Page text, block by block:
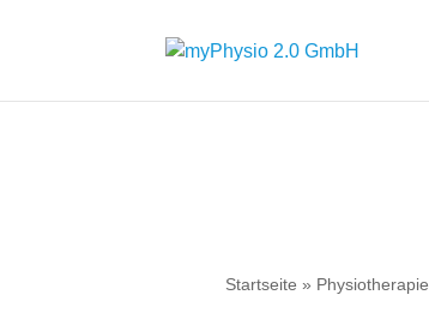
Startseite » Physiotherapie